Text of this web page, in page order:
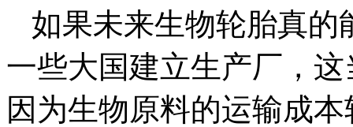
如果未来生物轮胎真的
一些大国建立生产厂，
因为生物原料的运输成